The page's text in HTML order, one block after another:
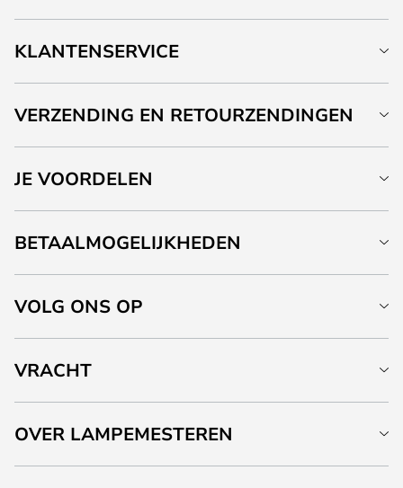
KLANTENSERVICE
VERZENDING EN RETOURZENDINGEN
JE VOORDELEN
BETAALMOGELIJKHEDEN
VOLG ONS OP
VRACHT
OVER LAMPEMESTEREN